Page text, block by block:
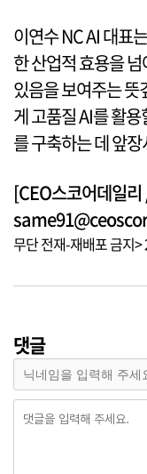
이연수 NC AI 대표
한 산업적 효용을
있음을 보여주는 뜻
게 고품질 AI를 활
를 구축하는 데 앞
[CEO스코어데일
무단 전재-재배포 금지
댓글